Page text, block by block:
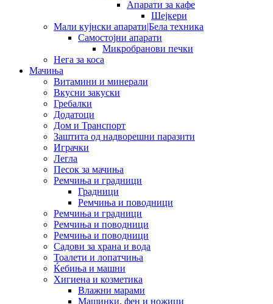
Апарати за кафе
Шејкери
Мали кујнски апарати|Бела техника
Самостојни апарати
Микробранови печки
Нега за коса
Мачиња
Витамини и минерали
Вкусни закуски
Гребалки
Додатоци
Дом и Транспорт
Заштита од надворешни паразити
Играчки
Легла
Песок за мачиња
Ремчиња и градници
Градници
Ремчиња и поводници
Ремчиња и градници
Ремчиња и поводници
Ремчиња и поводници
Садови за храна и вода
Тоалети и лопатчиња
Ќебиња и машни
Хигиена и козметика
Влажни марами
Машинки, фен и ножици